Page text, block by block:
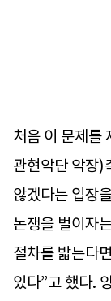
처음 이 문제를
관현악단 악장)
않겠다는 입장
논쟁을 벌이자
절차를 밟는다
있다”고 했다.